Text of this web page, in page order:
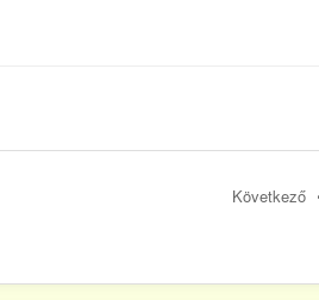
Következő